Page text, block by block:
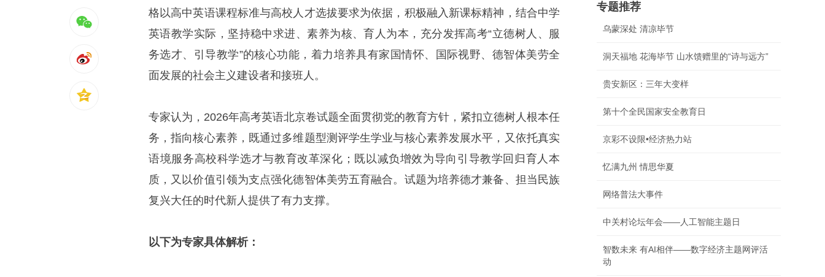
格以高中英语课程标准与高校人才选拔要求为依据，积极融入新课标精神，结合中学
英语教学实际，坚持稳中求进、素养为核、育人为本，充分发挥高考“立德树人、服
务选才、引导教学”的核心功能，着力培养具有家国情怀、国际视野、德智体美劳全
面发展的社会主义建设者和接班人。
专家认为，2026年高考英语北京卷试题全面贯彻党的教育方针，紧扣立德树人根本任
务，指向核心素养，既通过多维题型测评学生学业与核心素养发展水平，又依托真实
语境服务高校科学选才与教育改革深化；既以减负增效为导向引导教学回归育人本
质，又以价值引领为支点强化德智体美劳五育融合。试题为培养德才兼备、担当民族
复兴大任的时代新人提供了有力支撑。
以下为专家具体解析：
专题推荐
乌蒙深处 清凉毕节
洞天福地 花海毕节 山水馈赠里的“诗与远方”
贵安新区：三年大变样
第十个全民国家安全教育日
京彩不设限•经济热力站
忆满九州 情思华夏
网络普法大事件
中关村论坛年会——人工智能主题日
智数未来 有AI相伴——数字经济主题网评活
动